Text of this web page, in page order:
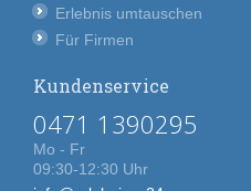
Erlebnis umtauschen
Für Firmen
Kundenservice
0471 1390295
Mo - Fr
09:30-12:30 Uhr